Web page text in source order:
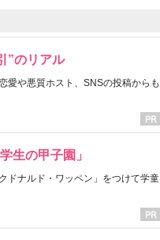
”のリアル
愛や悪質ホスト、SNSの投稿からも
生の甲子園」
ドナルド・ワッペン」をつけて学童